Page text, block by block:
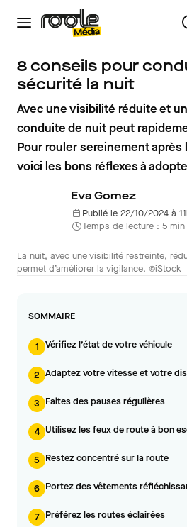
8 conseils pour
sécurité la nuit
Avec une visibilité réduite et
conduite de nuit peut
Pour rouler sereinement
voici les bons réflexes à
Eva Gomez
Publié le 22/10/2024 à
Temps de lecture : 5 min
La nuit, avec une visibilité restreinte,
permet d’améliorer la vigilance. ©iStock
SOMMAIRE
1 Vérifiez l’état de votre véhicule
2 Adaptez votre vitesse et votre
3 Faites des pauses régulières
4 Utilisez les feux de route à bon
5 Restez concentré sur la route
6 Portez des vêtements
7 Préférez les routes éclairées